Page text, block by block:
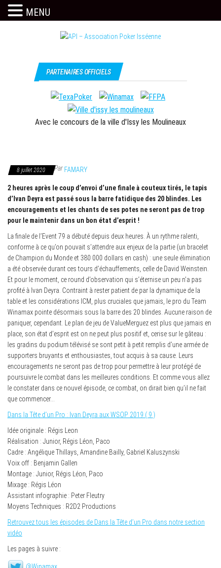
Association
Isséenne
c'est
l'API
PARTENAIRES OFFICIELS
Avec le concours de la ville d'Issy les Moulineaux
8 juillet 2020 ParFAMARY
2 heures après le coup d’envoi d’une finale à couteux tirés, le tapis
d’Ivan Deyra est passé sous la barre fatidique des 20 blindes. Les
encouragements et les chants de ses potes ne seront pas de trop
pour le maintenir dans un bon état d’esprit !
La finale de l’Event 79 a débuté depuis deux heures. À un rythme ralenti,
conforme à ce qu’on pouvait s’attendre aux enjeux de la partie (un bracelet
de Champion du Monde et 380 000 dollars en cash) : une seule élimination
a été observée durant ces tours d’échauffements, celle de David Weinstein.
Et pour le moment, ce round d’observation qui s’éternise un peu n’a pas
profité à Ivan Deyra. Contraint à rester patient de par la dynamique de la
table et les considérations ICM, plus cruciales que jamais, le pro du Team
Winamax pointe désormais sous la barre des 20 blindes. Aucune raison de
paniquer, cependant. Le plan de jeu de ValueMerguez est plus que jamais en
place, son état d’esprit est on ne peut plus positif et, cerise sur le gâteau :
les gradins du podium télévisé se sont petit à petit remplis d’une armée de
supporters bruyants et enthousiastes, tout acquis à sa cause. Leurs
encouragements ne seront pas de trop pour permettre à leur protégé de
poursuivre le combat dans les meilleures conditions. Et comme vous allez
le constater dans ce nouvel épisode, ce combat, on dirait bien qu’il ne fait
que commencer…
Dans la Tête d’un Pro : Ivan Deyra aux WSOP 2019 ( 9 )
Idée originale : Régis Leon
Réalisation : Junior, Régis Léon, Paco
Cadre : Angélique Thillays, Amandine Bailly, Gabriel Kaluszynski
Voix off : Benjamin Gallen
Montage : Junior, Régis Léon, Paco
Mixage : Régis Léon
Assistant infographie : Peter Fleutry
Moyens Techniques : R2D2 Productions
Retrouvez tous les épisodes de Dans la Tête d’un Pro dans notre section
vidéo
Les pages à suivre :
MENU